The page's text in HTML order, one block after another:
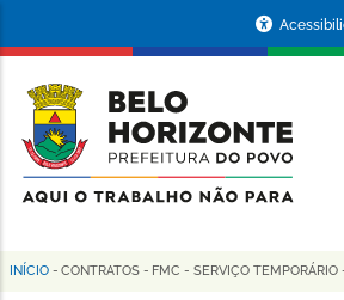
conteúdo
principal
da
Prefeitura
de
Horizonte
Trilha
INÍCIO - CONTRATOS - FMC - SERVIÇO